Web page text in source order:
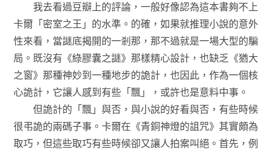
我去看過豆瓣上的評論，一般好像認為這本書夠不上
卡爾「密室之王」的水準。的確，如果就推理小說的意外
性來看，當謎底揭開的一剎那，那不過就是一場大型的騙
局。既沒有《綠膠囊之謎》那樣精心設計，也缺乏《猶大
之窗》那種神妙到一種地步的詭計，也因此，作為一個核
心詭計，它讓人感到有些「飄」，或許也是意料中事。
但詭計的「飄」與否，與小說的好看與否，有些時候
很弔詭的兩碼子事。卡爾在《青銅神燈的詛咒》其實頗為
取巧，但這些取巧有些時候卻又讓人拍案叫絕。首先，例